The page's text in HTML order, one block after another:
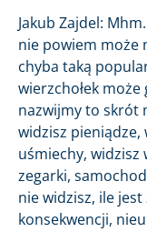
Jakub Zajdel:
nie powiem może
chyba taką
wierzchołek
nazwijmy to skrót
widzisz pieniądze,
uśmiechy,
zegarki,
nie widzisz, ile
konsekwencji,